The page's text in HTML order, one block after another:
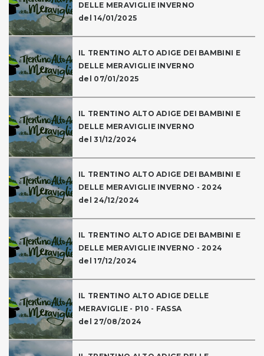
DELLE MERAVIGLIE INVERNO
del 14/01/2025
IL TRENTINO ALTO ADIGE DEI BAMBINI E
DELLE MERAVIGLIE INVERNO
del 07/01/2025
IL TRENTINO ALTO ADIGE DEI BAMBINI E
DELLE MERAVIGLIE INVERNO
del 31/12/2024
IL TRENTINO ALTO ADIGE DEI BAMBINI E
DELLE MERAVIGLIE INVERNO - 2024
del 24/12/2024
IL TRENTINO ALTO ADIGE DEI BAMBINI E
DELLE MERAVIGLIE INVERNO - 2024
del 17/12/2024
IL TRENTINO ALTO ADIGE DELLE
MERAVIGLIE - P10 - FASSA
del 27/08/2024